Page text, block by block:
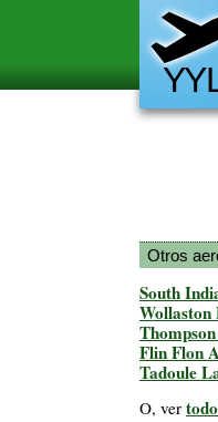
Otros
South
Flin Flon
Tadoule
O, ver